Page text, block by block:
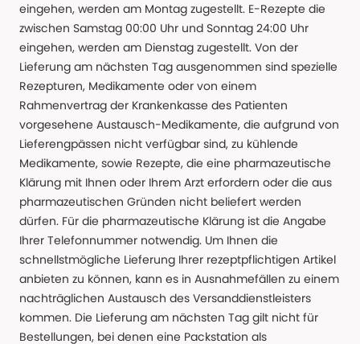
eingehen, werden am Montag zugestellt. E-Rezepte die
zwischen Samstag 00:00 Uhr und Sonntag 24:00 Uhr
eingehen, werden am Dienstag zugestellt. Von der
Lieferung am nächsten Tag ausgenommen sind spezielle
Rezepturen, Medikamente oder von einem
Rahmenvertrag der Krankenkasse des Patienten
vorgesehene Austausch-Medikamente, die aufgrund von
Lieferengpässen nicht verfügbar sind, zu kühlende
Medikamente, sowie Rezepte, die eine pharmazeutische
Klärung mit Ihnen oder Ihrem Arzt erfordern oder die aus
pharmazeutischen Gründen nicht beliefert werden
dürfen. Für die pharmazeutische Klärung ist die Angabe
Ihrer Telefonnummer notwendig. Um Ihnen die
schnellstmögliche Lieferung Ihrer rezeptpflichtigen Artikel
anbieten zu können, kann es in Ausnahmefällen zu einem
nachträglichen Austausch des Versanddienstleisters
kommen. Die Lieferung am nächsten Tag gilt nicht für
Bestellungen, bei denen eine Packstation als